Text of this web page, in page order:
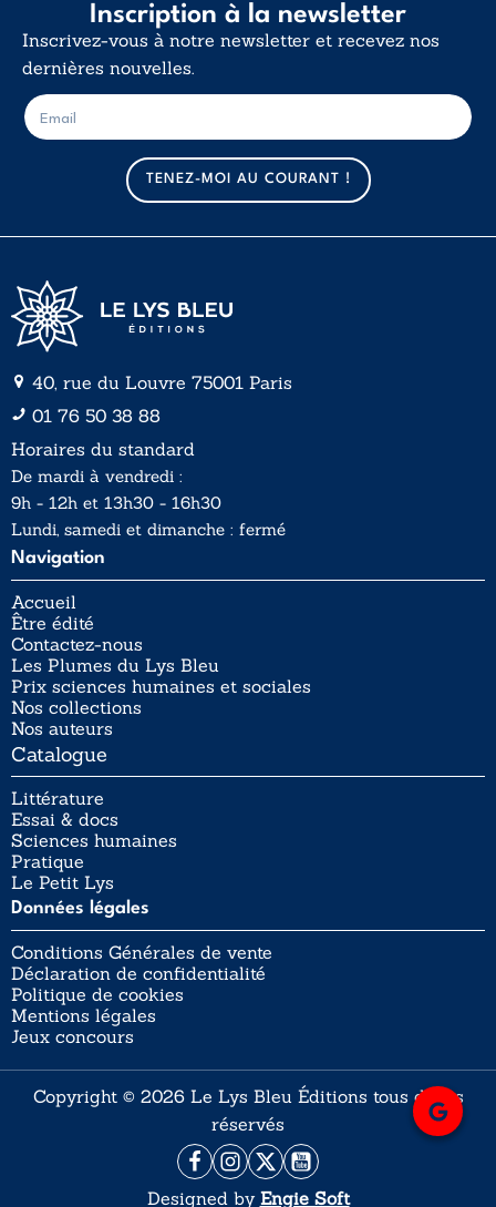
Inscription à la newsletter
Inscrivez-vous à notre newsletter et recevez nos
dernières nouvelles.
m
a
i
l
E
-
m
TENEZ-MOI AU COURANT !
40, rue du Louvre 75001 Paris
01 76 50 38 88
Horaires du standard
De mardi à vendredi :
9h - 12h et 13h30 - 16h30
Lundi, samedi et dimanche : fermé
Navigation
Accueil
Être édité
Contactez-nous
Les Plumes du Lys Bleu
Prix sciences humaines et sociales
Nos collections
Nos auteurs
Catalogue
Littérature
Essai & docs
Sciences humaines
Pratique
Le Petit Lys
Données légales
Conditions Générales de vente
Déclaration de confidentialité
Politique de cookies
Mentions légales
Jeux concours
Copyright © 2026 Le Lys Bleu Éditions tous droits
réservés
Designed by Engie Soft